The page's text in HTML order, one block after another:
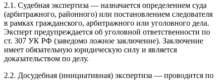
2.1. Судебная экспертиза — назначается определением суда
(арбитражного, районного) или постановлением следователя
в рамках гражданского, арбитражного или уголовного дела.
Эксперт предупреждается об уголовной ответственности по
ст. 307 УК РФ (заведомо ложное заключение). Заключение
имеет обязательную юридическую силу и является
доказательством по делу.
2.2. Досудебная (инициативная) экспертиза — проводится по